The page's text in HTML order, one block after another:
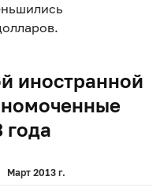
иностранной
года
Март 2013 г.